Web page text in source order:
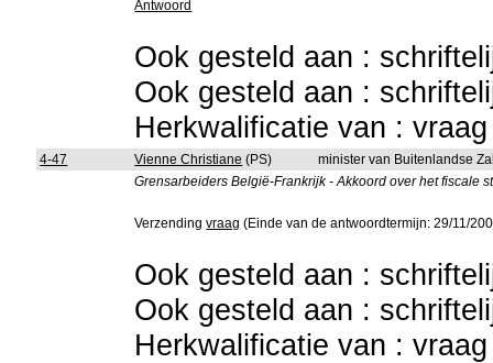
Antwoord
Ook gesteld aan :
Ook gesteld aan :
Herkwalificatie van :
4-47 Vienne Christiane (PS)
minister van Buitenlandse
Grensarbeiders België-Frankrijk - Akkoord over het fiscale
Verzendingvraag (Einde van de antwoordtermijn: 29/11/
Ook gesteld aan :
Ook gesteld aan :
Herkwalificatie van :